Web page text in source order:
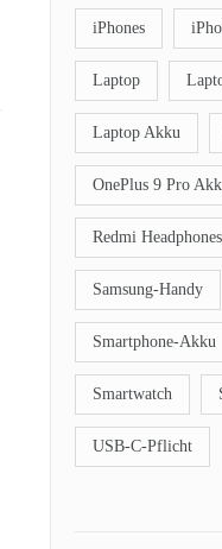
iPhones
Laptop
Laptop Akku
OnePlus 9 Pro
Redmi
Samsung-Handy
Smartphone-Akku
Smartwatch
USB-C-Pflicht